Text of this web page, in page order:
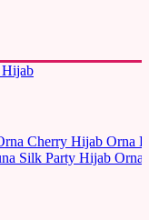
Hijab
Cherry Hijab Orna
Silk Party Hijab Orna